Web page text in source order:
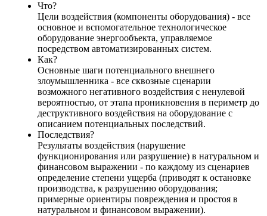
Что?
Цели воздействия (компоненты оборудования) - все
основное и вспомогательное технологическое
оборудование энергообъекта, управляемое
посредством автоматизированных систем.
Как?
Основные шаги потенциального внешнего
злоумышленника - все сквозные сценарии
возможного негативного воздействия с ненулевой
вероятностью, от этапа проникновения в периметр до
деструктивного воздействия на оборудование с
описанием потенциальных последствий.
Последствия?
Результаты воздействия (нарушение
функционирования или разрушение) в натуральном и
финансовом выражении - по каждому из сценариев
определение степени ущерба (приводят к остановке
производства, к разрушению оборудования;
примерные ориентиры повреждения и простоя в
натуральном и финансовом выражении).